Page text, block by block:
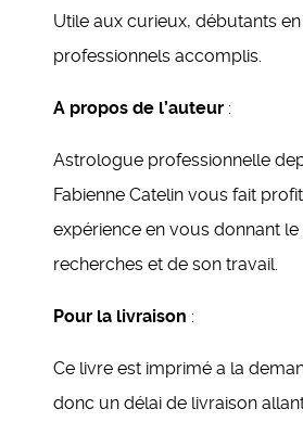
Utile aux curieux, débutants
professionnels accomplis.
A propos de l’auteur :
Astrologue professionnelle
Fabienne Catelin vous fait
expérience en vous donnant
recherches et de son travail.
Pour la livraison :
Ce livre est imprimé a la
donc un délai de livraison